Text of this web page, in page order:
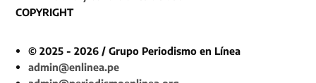
COPYRIGHT
© 2025 - 2026 / Grupo Periodismo en Línea
admin@enlinea.pe